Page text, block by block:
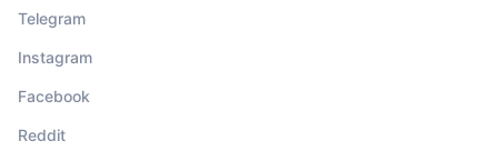
Telegram
Instagram
Facebook
Reddit